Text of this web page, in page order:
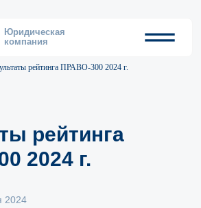
рейтинга ПРАВО-300 2024 г.
рейтинга
2024 г.
2024